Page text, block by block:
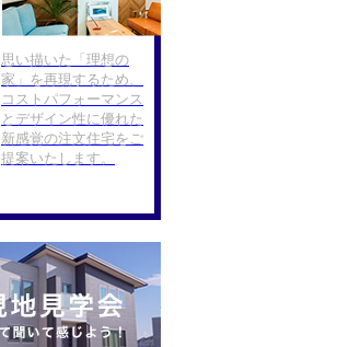
思い描いた「理想の
家」を再現するため、
コストパフォーマンス
とデザイン性に優れた
新感覚の注文住宅をご
提案いたします。